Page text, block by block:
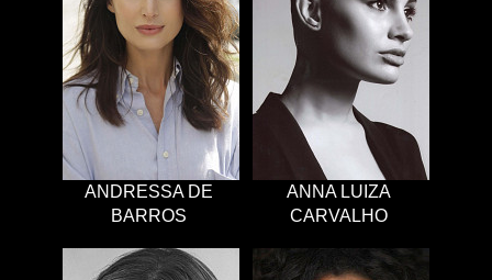
ANDRESSA DE
BARROS
ANNA LUIZA
CARVALHO